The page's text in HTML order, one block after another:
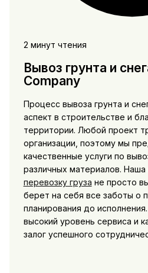
2 минут чтения
Вывоз грунта и
Company
Процесс вывоза грунта и
аспект в строительстве и
территории. Любой проект
организации, поэтому мы
качественные услуги по
различных материалов. Наша
перевозку груза не просто
берет на себя все заботы о
планирования до
высокий уровень сервиса и
залог успешного